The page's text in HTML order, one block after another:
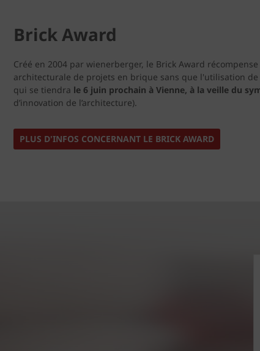
Brick Award
Créé en 2004 par wienerberger, le Brick Award
architecturale de projets en brique sans que l'utilisation
qui se tiendra le 6 juin prochain à Vienne, à la veille du
d’innovation de l’architecture).
PLUS D'INFOS CONCERNANT LE BRICK AWARD